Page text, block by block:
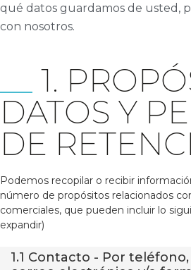
qué datos guardamos de usted,
con nosotros.
1.
DATOS Y
DE
Podemos recopilar o recibir
número de propósitos relacionados
comerciales, que pueden incluir lo
expandir)
1.1 Contacto - Por